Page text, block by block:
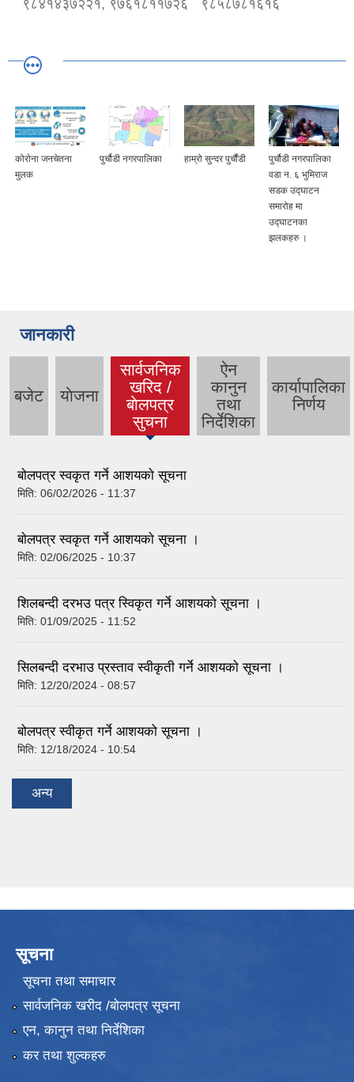
९८४१४३७२२१, ९७६१८११७२६ ९८५८७८१६१६
कोराेना जनचेतना
मुलक
पुर्चौडी नगरपालिका हाम्रो सुन्दर पुर्चौंडी
पुर्चौडी नगरपालिका
वडा न. ६ भुमिराज
सडक उद्घ‍ाटन
समारोह मा
उद्घ‍ाटनका
झलकहरु ।
जानकारी
बजेट याेजना
सार्वजनिक
खरिद /
बाेलपत्र
सुचना
(active
tab)
ऐन
कानुन
तथा
निर्देशिका
कार्यापालिका
निर्णय
बाेलपत्र स्वकृत गर्ने आशयकाे सूचना
मिति: 06/02/2026 - 11:37
बाेलपत्र स्वकृत गर्ने आशयकाे सूचना ।
मिति: 02/06/2025 - 10:37
शिलबन्दी दरभउ पत्र स्विकृत गर्ने आशयकाे सूचना ।
मिति: 01/09/2025 - 11:52
सिलबन्दी दरभाउ प्रस्ताव स्वीकृती गर्ने आशयकाे सूचना ।
मिति: 12/20/2024 - 08:57
बोलपत्र स्वीकृत गर्ने आशयको सूचना ।
मिति: 12/18/2024 - 10:54
अन्य
सूचना
सूचना तथा समाचार
सार्वजनिक खरीद /बोलपत्र सूचना
एन, कानुन तथा निर्देशिका
कर तथा शुल्कहरु